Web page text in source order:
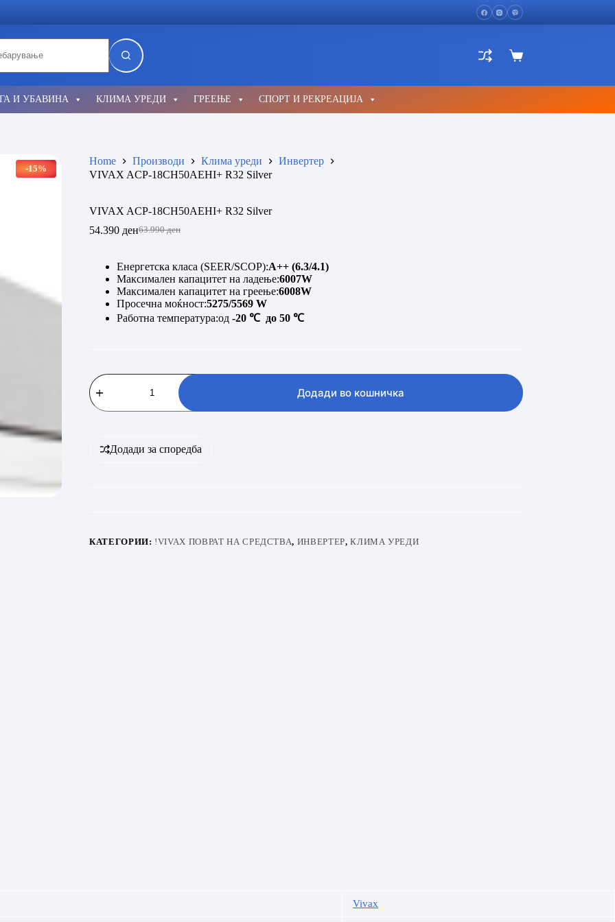
Shopping
И УБАВИНА КЛИМА УРЕДИ ГРЕЕЊЕ СПОРТ И РЕКРЕАЦИЈА
-15%
Home Производи Клима уреди
Инвертер
VIVAX ACP-18CH50AEHI+ R32 Silver
VIVAX ACP-18CH50AEHI+ R32 Silver
63.990ден
Original
63.990 ден.
54.390 денCurrent
54.390 ден.
Енергетска класа (SEER/SCOP):A++ (6.3/4.1)
Максимален капацитет на ладење:6007W
Максимален капацитет на греење:6008W
Просечна моќност:5275/5569 W
Работна температура:од-20 ℃ до 50 ℃
VIVAX
ACP-
18CH50AEHI+
R32
Додади во кошничка
Додади за споредба
КАТЕГОРИИ: !VIVAX ПОВРАТ НА СРЕДСТВА, ИНВЕРТЕР,КЛИМА УРЕДИ
Vivax